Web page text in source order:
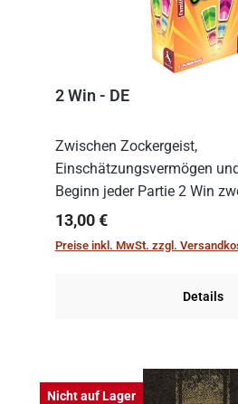
2 Win - DE
Zwischen Zockergeist,
Einschätzungsvermögen
Beginn jeder Partie 2 Win
Spielenden aus, die es in die
gilt. Doch das geht natürlich
Regulärer Preis:
13,00 €
Preise inkl. MwSt. zzgl.
Details
Nicht auf Lager